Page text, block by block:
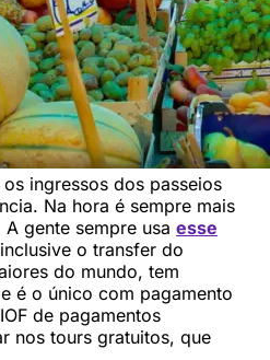
ingressos dos passeios
Na hora é sempre mais
gente sempre usa esse
o transfer do
do mundo, tem
é o único com pagamento
de pagamentos
nos tours gratuitos, que